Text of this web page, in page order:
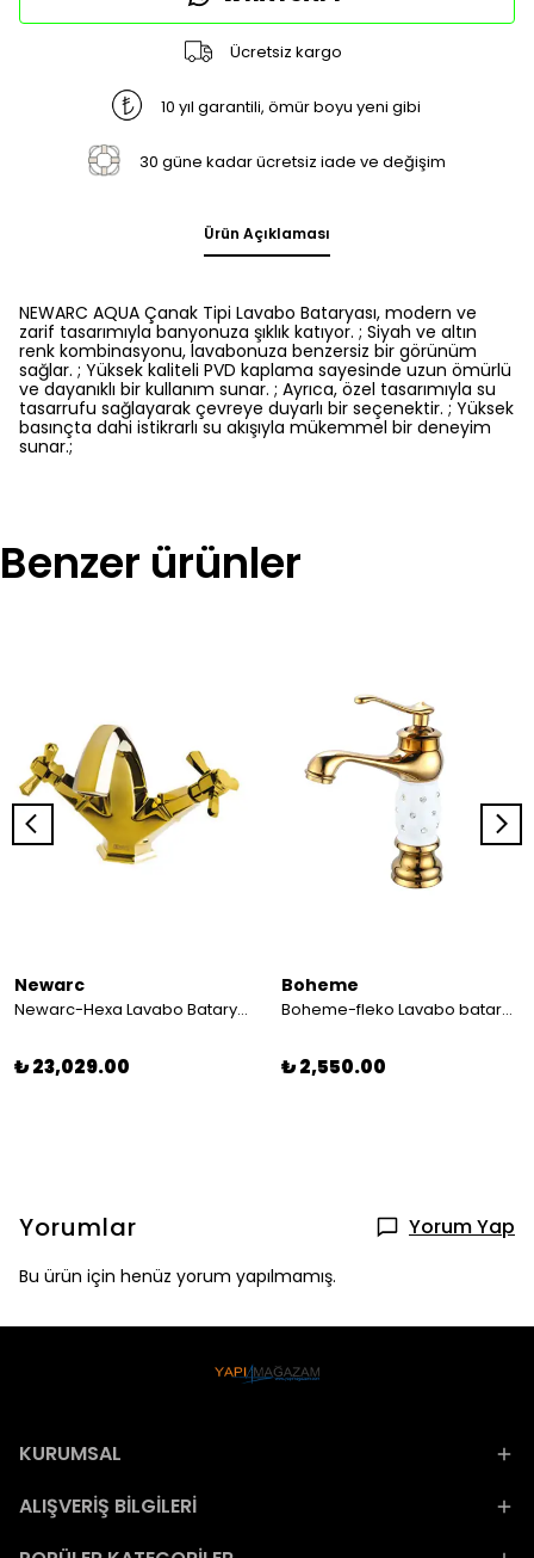
Ücretsiz kargo
10 yıl garantili, ömür boyu yeni gibi
30 güne kadar ücretsiz iade ve değişim
Ürün Açıklaması
NEWARC AQUA Çanak Tipi Lavabo Bataryası, modern ve
zarif tasarımıyla banyonuza şıklık katıyor. ; Siyah ve altın
renk kombinasyonu, lavabonuza benzersiz bir görünüm
sağlar. ; Yüksek kaliteli PVD kaplama sayesinde uzun ömürlü
ve dayanıklı bir kullanım sunar. ; Ayrıca, özel tasarımıyla su
tasarrufu sağlayarak çevreye duyarlı bir seçenektir. ; Yüksek
basınçta dahi istikrarlı su akışıyla mükemmel bir deneyim
sunar.;
Benzer ürünler
Newarc
Newarc-Hexa Lavabo Bataryası Altın 104528
₺ 23,029.00
Boheme
Boheme-fleko Lavabo bataryası Altın-Beyaz seramik gövde
₺ 2,550.00
Yorumlar Yorum Yap
Bu ürün için henüz yorum yapılmamış.
KURUMSAL
ALIŞVERİŞ BİLGİLERİ